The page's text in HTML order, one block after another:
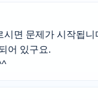
시면 문제가 시작됩니
어 있구요.